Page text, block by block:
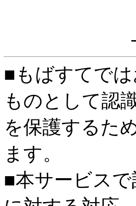
■もばすてで
ものとして認
を保護するた
ます。
■本サービス